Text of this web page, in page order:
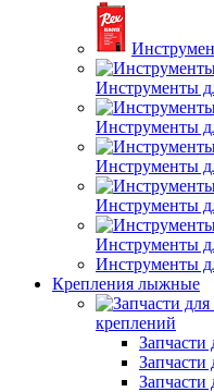
Инструменты
Инструменты
Инструменты
Инструменты
Инструменты
Инструменты
Крепления лыжные
креплений
Запчасти
Запчасти